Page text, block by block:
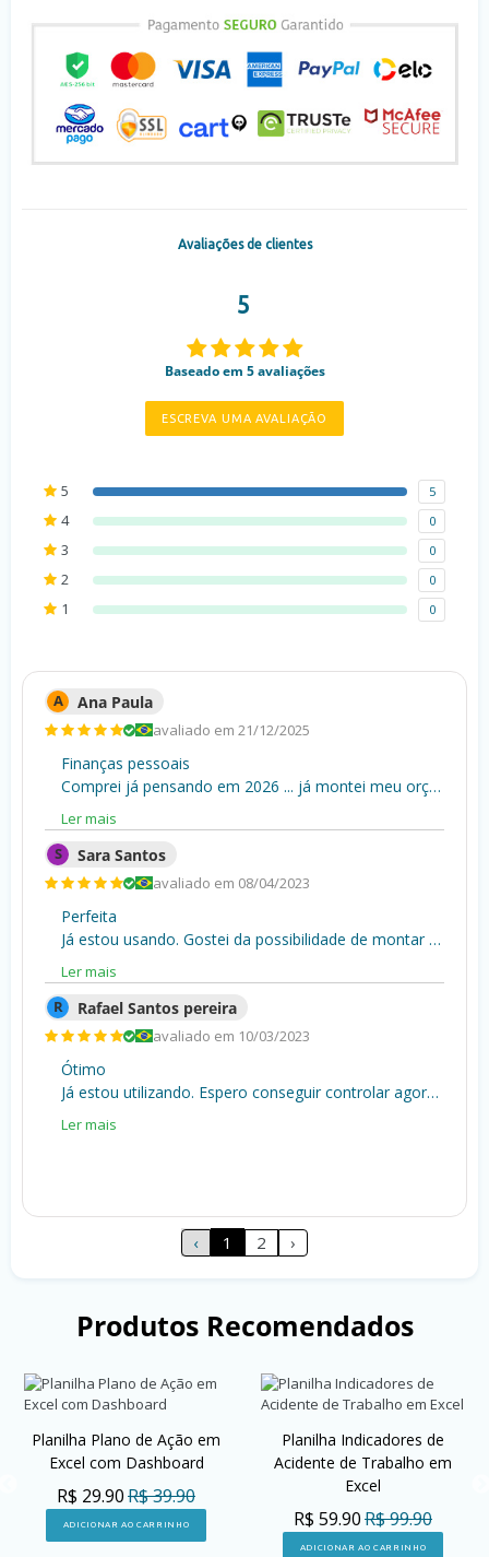
Avaliações de clientes
5
Baseado em 5 avaliações
ESCREVA UMA AVALIAÇÃO
5 5
4 0
3 0
2 0
1 0
A Ana Paula
avaliado em 21/12/2025
Finanças pessoais
Comprei já pensando em 2026 ... já montei meu orçamento e a planilha super atendeu. Obrigado Loja das Planilhas por ter planilhas acessíveis para todas as pessoas.
Ler mais
S
Sara Santos
avaliado em 08/04/2023
Perfeita
Já estou usando. Gostei da possibilidade de montar um orçamento mensal.
Ler mais
R
Rafael Santos pereira
avaliado em 10/03/2023
Ótimo
Já estou utilizando. Espero conseguir controlar agora os meus gastos.
Ler mais
‹ 1 2 ›
Produtos Recomendados
Planilha Plano de Ação em
Excel com Dashboard
R$ 29.90R$ 39.90
ADICIONAR AO CARRINHO
Planilha Indicadores de
Acidente de Trabalho em
Excel
R$ 59.90R$ 99.90
ADICIONAR AO CARRINHO